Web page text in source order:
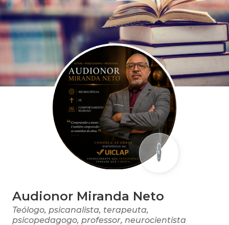
Audionor Miranda Neto
Teólogo, psicanalista, terapeuta,
psicopedagogo, professor, neurocientista